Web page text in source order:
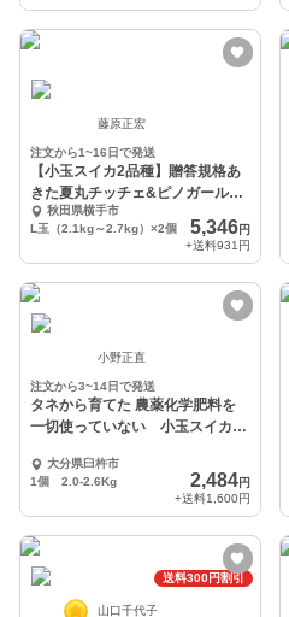
藤原正宏
注文から1~16日で発送
【小玉スイカ2品種】贈答規格あ
きた夏丸チッチェ&ピノガール食
べ比べセット
秋田県横手市
L玉（2.1kg～2.7kg）×2個
5,346円
+送料931円
小野正直
注文から3~14日で発送
タネから育てた 農薬化学肥料を
一切使っていない 小玉スイカ
大分県臼杵市
1個 2.0-2.6Kg
2,484円
+送料1,600円
送料300円割引
山口千代子